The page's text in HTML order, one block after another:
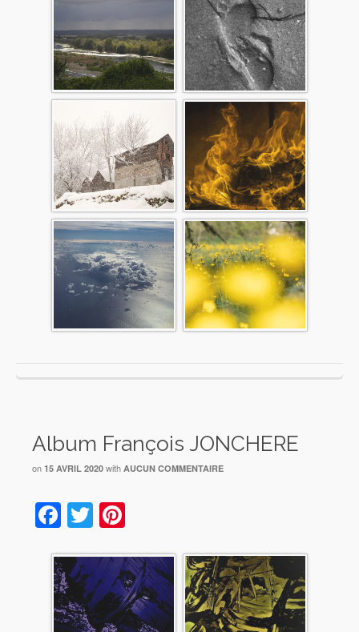
Album François JONCHERE
on 15 AVRIL 2020 with AUCUN COMMENTAIRE
Facebook
Twitter